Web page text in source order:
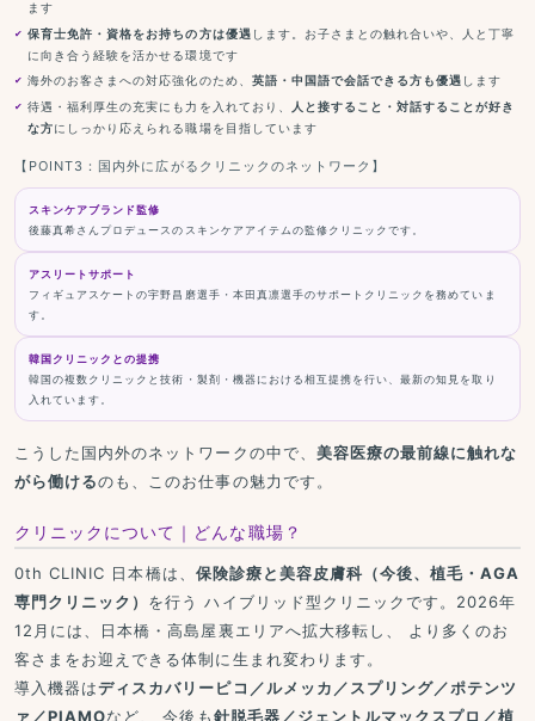
ます
保育士免許・資格をお持ちの方は優遇 します。お子さまとの触れ合いや、人と丁寧
に向き合う経験を活かせる環境です
海外のお客さまへの対応強化のため、 英語・中国語で会話できる方も優遇 します
待遇・福利厚生の充実にも力を入れており、
人と接すること・対話することが好き
な方にしっかり応えられる職場を目指しています
【POINT3：国内外に広がるクリニックのネットワーク】
スキンケアブランド監修
後藤真希さんプロデュースのスキンケアアイテムの監修クリニックです。
アスリートサポート
フィギュアスケートの宇野昌磨選手・本田真凛選手のサポートクリニックを務めていま
す。
韓国クリニックとの提携
韓国の複数クリニックと技術・製剤・機器における相互提携を行い、最新の知見を取り
入れています。
こうした国内外のネットワークの中で、 美容医療の最前線に触れな
がら働けるのも、このお仕事の魅力です。
クリニックについて｜どんな職場？
0th CLINIC 日本橋は、 保険診療と美容皮膚科（今後、植毛・AGA
専門クリニック） を行う ハイブリッド型クリニックです。2026年
12月には、日本橋・高島屋裏エリアへ拡大移転し、 より多くのお
客さまをお迎えできる体制に生まれ変わります。
導入機器はディスカバリーピコ／ルメッカ／スプリング／ポテンツ
ァ／PIAMOなど、 今後も針脱毛器／ジェントルマックスプロ／植